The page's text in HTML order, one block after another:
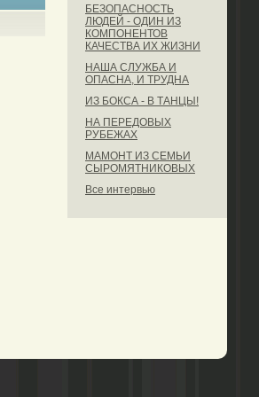
БЕЗОПАСНОСТЬ
ЛЮДЕЙ - ОДИН ИЗ
КОМПОНЕНТОВ
КАЧЕСТВА ИХ ЖИЗНИ
НАША СЛУЖБА И
ОПАСНА, И ТРУДНА
ИЗ БОКСА - В ТАНЦЫ!
НА ПЕРЕДОВЫХ
РУБЕЖАХ
МАМОНТ ИЗ СЕМЬИ
СЫРОМЯТНИКОВЫХ
Все интервью